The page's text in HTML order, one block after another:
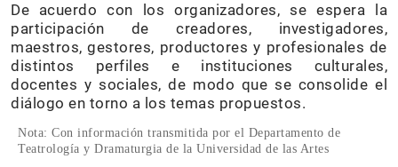
De acuerdo con los organizadores, se espera la
participación de creadores, investigadores,
maestros, gestores, productores y profesionales de
distintos perfiles e instituciones culturales,
docentes y sociales, de modo que se consolide el
diálogo en torno a los temas propuestos.
Nota: Con información transmitida por el Departamento de
Teatrología y Dramaturgia de la Universidad de las Artes